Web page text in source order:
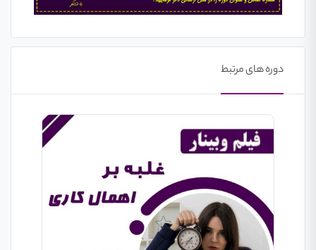
دوره های مرتبط